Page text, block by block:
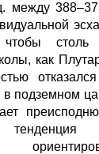
между
чтобы столь
как
в подземном